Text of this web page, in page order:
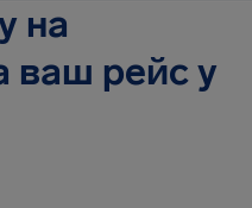
на
ваш рейс у